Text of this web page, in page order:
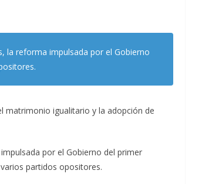
la reforma impulsada por el Gobierno
matrimonio igualitario y la adopción de
por el Gobierno del primer
partidos opositores.